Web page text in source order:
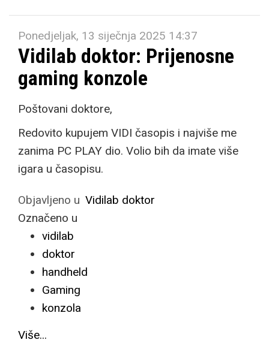
Ponedjeljak, 13 siječnja 2025 14:37
Vidilab doktor: Prijenosne
gaming konzole
Poštovani doktore,
Redovito kupujem VIDI časopis i najviše me
zanima PC PLAY dio. Volio bih da imate više
igara u časopisu.
Objavljeno u Vidilab doktor
Označeno u
vidilab
doktor
handheld
Gaming
konzola
Više...